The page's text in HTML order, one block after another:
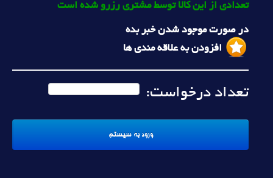
تعدادی از این کالا توسط مشتری رزرو شده است
در صورت موجود شدن خبر بده
افزودن به علاقه مندی ها
تعداد درخواست: